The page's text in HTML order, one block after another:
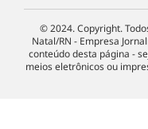
© 2024. Copyright.
Natal/RN - Empresa
conteúdo desta página -
meios eletrônicos ou